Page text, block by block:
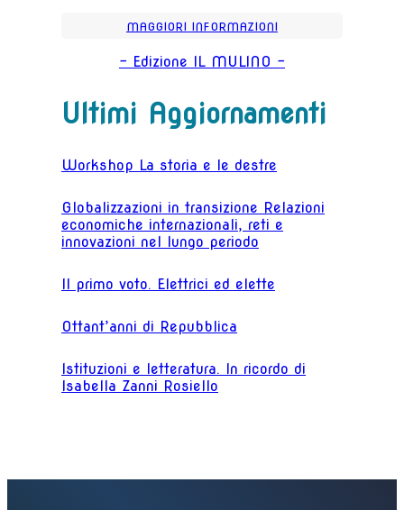
MAGGIORI INFORMAZIONI
- Edizione IL MULINO -
Ultimi Aggiornamenti
Workshop La storia e le destre
Globalizzazioni in transizione Relazioni
economiche internazionali, reti e
innovazioni nel lungo periodo
Il primo voto. Elettrici ed elette
Ottant’anni di Repubblica
Istituzioni e letteratura. In ricordo di
Isabella Zanni Rosiello